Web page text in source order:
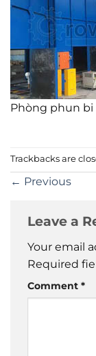
Phòng phun bi
Trackbacks are
← Previous
Leave a
Your email
Required
Comment *